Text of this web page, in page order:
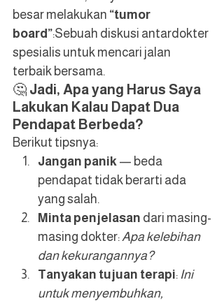
besar melakukan “tumor
board”:Sebuah diskusi antardokter
spesialis untuk mencari jalan
terbaik bersama.
🤔 Jadi, Apa yang Harus Saya
Lakukan Kalau Dapat Dua
Pendapat Berbeda?
Berikut tipsnya:
Jangan panik — beda
pendapat tidak berarti ada
yang salah.
Minta penjelasan dari masing-
masing dokter: Apa kelebihan
dan kekurangannya?
Tanyakan tujuan terapi: Ini
untuk menyembuhkan,